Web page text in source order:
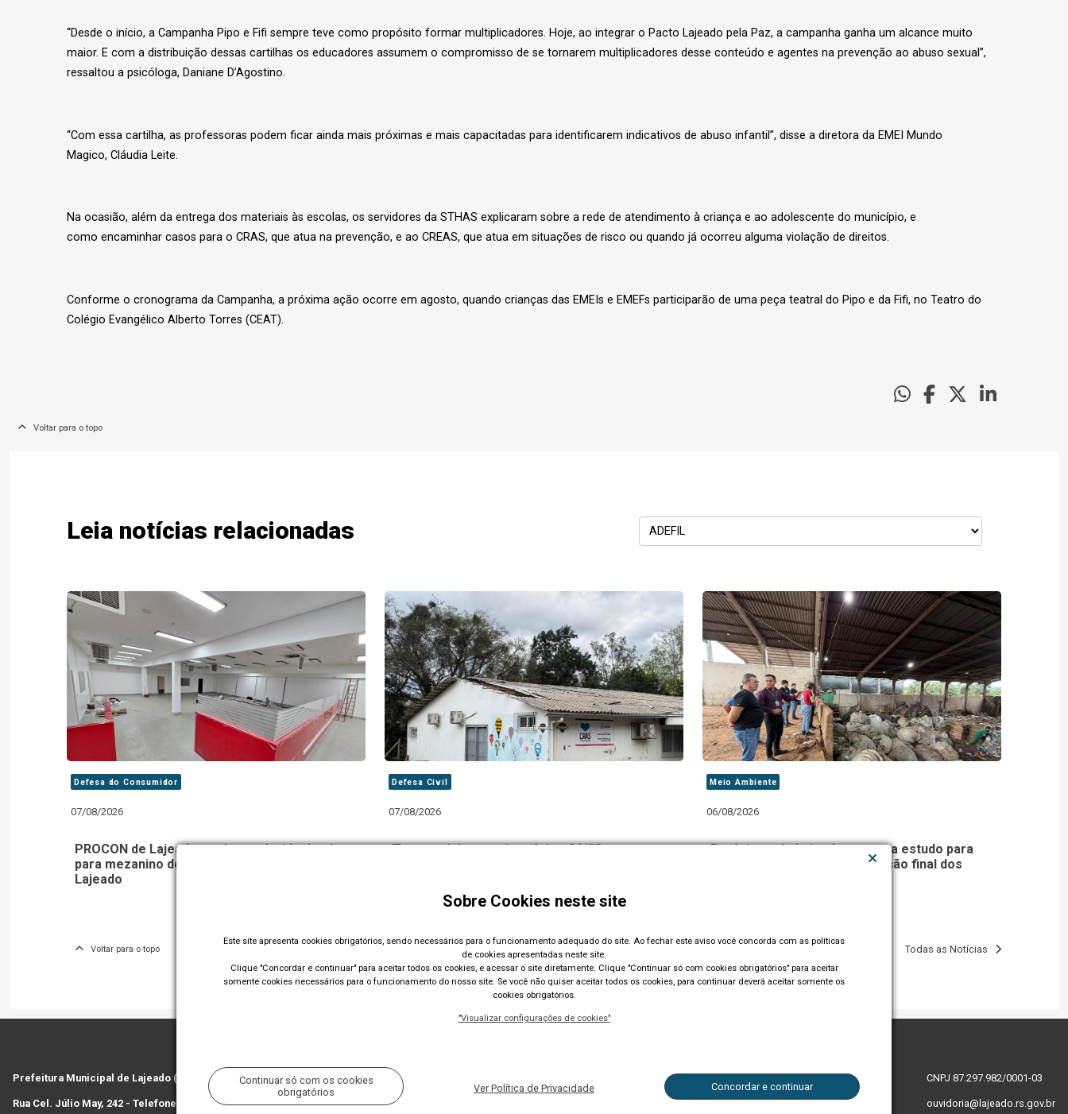
“Desde o início, a Campanha Pipo e Fifi sempre teve como propósito formar multiplicadores. Hoje, ao integrar o Pacto Lajeado pela Paz, a campanha ganha um alcance muito
maior. E com a distribuição dessas cartilhas os educadores assumem o compromisso de se tornarem multiplicadores desse conteúdo e agentes na prevenção ao abuso sexual”,
ressaltou a psicóloga, Daniane D’Agostino.
“Com essa cartilha, as professoras podem ficar ainda mais próximas e mais capacitadas para identificarem indicativos de abuso infantil”, disse a diretora da EMEI Mundo
Magico, Cláudia Leite.
Na ocasião, além da entrega dos materiais às escolas, os servidores da STHAS explicaram sobre a rede de atendimento à criança e ao adolescente do município, e
como encaminhar casos para o CRAS, que atua na prevenção, e ao CREAS, que atua em situações de risco ou quando já ocorreu alguma violação de direitos.
Conforme o cronograma da Campanha, a próxima ação ocorre em agosto, quando crianças das EMEIs e EMEFs participarão de uma peça teatral do Pipo e da Fifi, no Teatro do
Colégio Evangélico Alberto Torres (CEAT).
Voltar para o topo
Leia notícias relacionadas
Defesa do Consumidor
07/08/2026
PROCON de Lajeado será transferido do térreo
para mezanino do 3º pavimento no Shopping
Lajeado
Defesa Civil
07/08/2026
Temporal desta quinta-feira, 06/08, causa
Meio Ambiente
06/08/2026
Prefeitura de Lajeado contrata estudo para
definir soluções para destinação final dos
Voltar para o topo Carregar Mais Notícias Todas as Notícias
Sobre Cookies neste site
Este site apresenta cookies obrigatórios, sendo necessários para o funcionamento adequado do site. Ao fechar este aviso você concorda com as políticas
de cookies apresentadas neste site.
Clique "Concordar e continuar" para aceitar todos os cookies, e acessar o site diretamente. Clique "Continuar só com cookies obrigatórios" para aceitar
somente cookies necessários para o funcionamento do nosso site. Se você não quiser aceitar todos os cookies, para continuar deverá aceitar somente os
cookies obrigatórios.
"Visualizar configurações de cookies"
Continuar só com os cookies
obrigatórios
Ver Política de Privacidade Concordar e continuar
Prefeitura Municipal de Lajeado (RS)
Rua Cel. Júlio May, 242 - Telefone (51) 3982 1000
CNPJ 87.297.982/0001-03
ouvidoria@lajeado.rs.gov.br